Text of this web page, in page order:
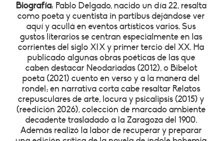
Biografía: Pablo Delgado, nacido un día 22, resalta
como poeta y cuentista in partibus dejándose ver
aquí y acullá en eventos artísticos varios. Sus
gustos literarios se centran especialmente en las
corrientes del siglo XIX y primer tercio del XX. Ha
publicado algunas obras poéticas de las que
caben destacar Neodariadas (2012), o Bibelot
poeta (2021) cuento en verso y a la manera del
rondel; en narrativa corta cabe resaltar Relatos
crepusculares de arte, locura y psicalipsis (2015) y
(reedición 2026), colección de marcado ambiente
decadente trasladado a la Zaragoza del 1900.
Además realizó la labor de recuperar y preparar